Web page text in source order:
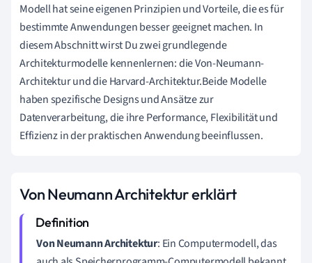
Modell hat seine eigenen Prinzipien und Vorteile, die es für
bestimmte Anwendungen besser geeignet machen. In
diesem Abschnitt wirst Du zwei grundlegende
Architekturmodelle kennenlernen: die Von-Neumann-
Architektur und die Harvard-Architektur.Beide Modelle
haben spezifische Designs und Ansätze zur
Datenverarbeitung, die ihre Performance, Flexibilität und
Effizienz in der praktischen Anwendung beeinflussen.
Von Neumann Architektur erklärt
Von Neumann Architektur: Ein Computermodell, das